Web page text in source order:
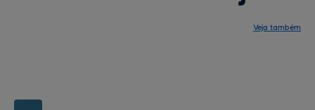
Veja também